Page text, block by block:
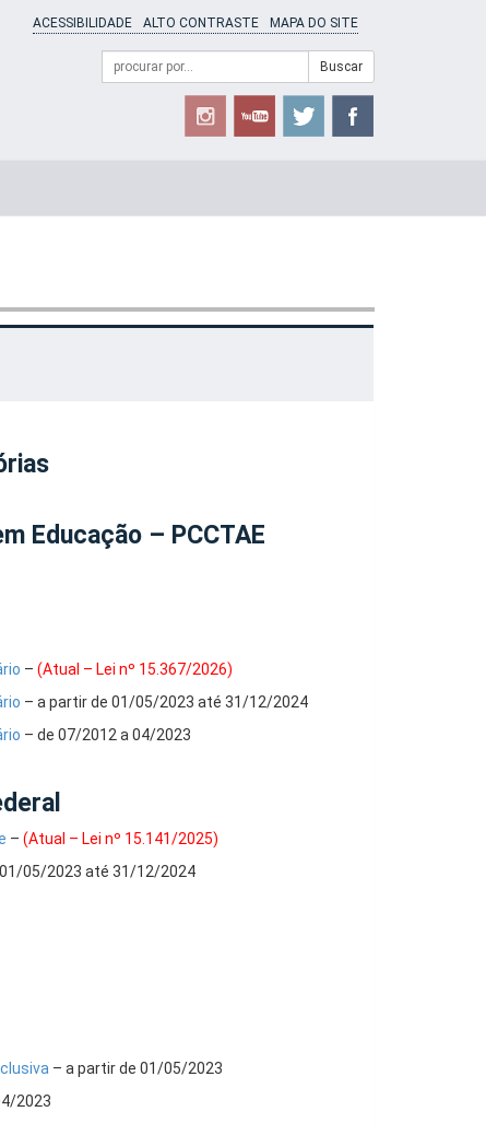
ACESSIBILIDADE ALTO CONTRASTE MAPA DO SITE
Formulário
Campo
de
Buscar
Educação – PCCTAE
– (Atual – Lei nº 15.367/2026)
– a partir de 01/05/2023 até 31/12/2024
– de 07/2012 a 04/2023
– (Atual – Lei nº 15.141/2025)
05/2023 até 31/12/2024
– a partir de 01/05/2023
2023